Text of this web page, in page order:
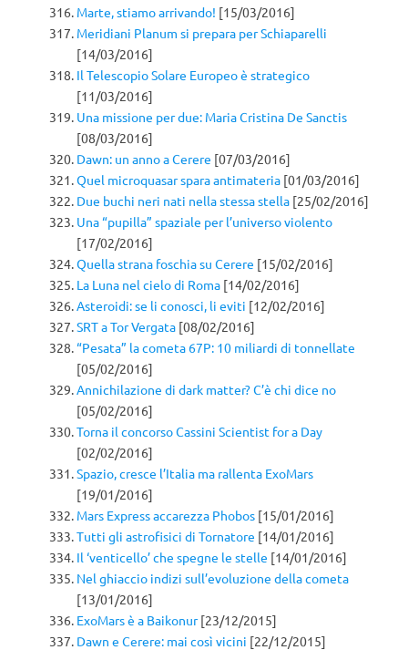
Marte, stiamo arrivando! [15/03/2016]
Meridiani Planum si prepara per Schiaparelli
[14/03/2016]
Il Telescopio Solare Europeo è strategico
[11/03/2016]
Una missione per due: Maria Cristina De Sanctis
[08/03/2016]
Dawn: un anno a Cerere [07/03/2016]
Quel microquasar spara antimateria [01/03/2016]
Due buchi neri nati nella stessa stella [25/02/2016]
Una “pupilla” spaziale per l’universo violento
[17/02/2016]
Quella strana foschia su Cerere [15/02/2016]
La Luna nel cielo di Roma [14/02/2016]
Asteroidi: se li conosci, li eviti [12/02/2016]
SRT a Tor Vergata [08/02/2016]
“Pesata” la cometa 67P: 10 miliardi di tonnellate
[05/02/2016]
Annichilazione di dark matter? C’è chi dice no
[05/02/2016]
Torna il concorso Cassini Scientist for a Day
[02/02/2016]
Spazio, cresce l’Italia ma rallenta ExoMars
[19/01/2016]
Mars Express accarezza Phobos [15/01/2016]
Tutti gli astrofisici di Tornatore [14/01/2016]
Il ‘venticello’ che spegne le stelle [14/01/2016]
Nel ghiaccio indizi sull’evoluzione della cometa
[13/01/2016]
ExoMars è a Baikonur[23/12/2015]
Dawn e Cerere: mai così vicini [22/12/2015]